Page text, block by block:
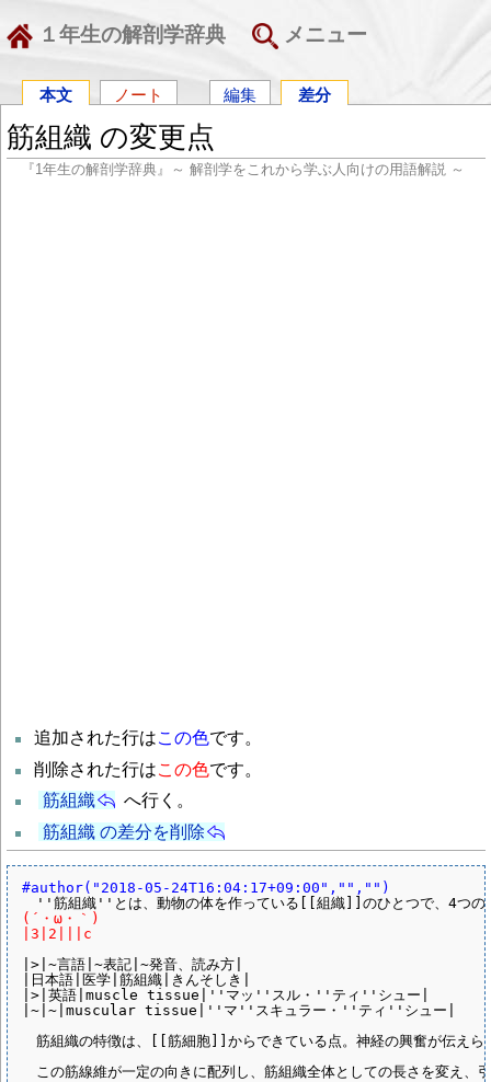
１年生の解剖学辞典 メニュー
本文 ノート 編集 差分
筋組織 の変更点
『1年生の解剖学辞典』～ 解剖学をこれから学ぶ人向けの用語解説 ～
追加された行はこの色です。
削除された行はこの色です。
筋組織
へ行く。
筋組織 の差分を削除
#author("2018-05-24T16:04:17+09:00","","")
(´・ω・｀)
|3|2|||c
|>|~言語|~表記|~発音、読み方|
|日本語|医学|筋組織|きんそしき|
|>|英語|muscle tissue|''マッ''スル・''ティ''シュー|
|~|~|muscular tissue|''マ''スキュラー・''ティ''シュー|
筋組織の特徴は、[[筋細胞]]からできている点。神経の興奮が伝えら
この筋線維が一定の向きに配列し、筋組織全体としての長さを変え、